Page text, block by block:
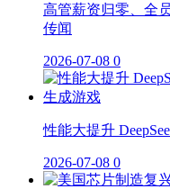
高管薪资归零、全
传闻
2026-07-08 0
性能大提升
2026-07-08 0